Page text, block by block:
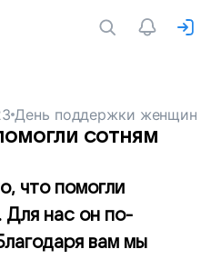
День поддержки женщин
сотням
что помогли
Для нас он по-
вам мы